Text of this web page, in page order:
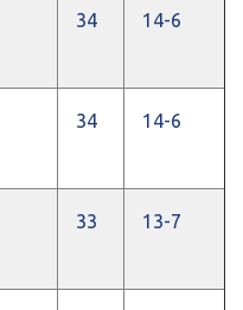
34 14-6
34 14-6
33 13-7